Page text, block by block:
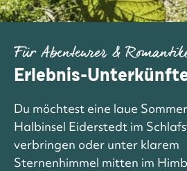
Für Abenteurer &
Erlebnis-
Du möchtest eine laue
Halbinsel Eiderstedt im
verbringen oder unter klarem
Sternenhimmel mitten im